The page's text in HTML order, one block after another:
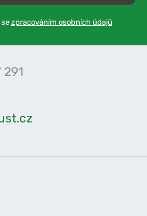
zpracováním osobních údajů